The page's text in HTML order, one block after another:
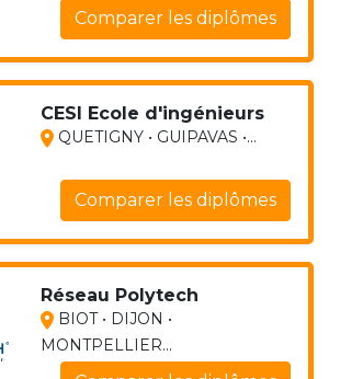
Comparer les diplômes
CESI Ecole d'ingénieurs
QUETIGNY • GUIPAVAS •...
Comparer les diplômes
Réseau Polytech
BIOT • DIJON •
MONTPELLIER...